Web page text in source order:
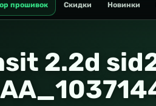
прошивок Скидки Новинки
2.2d